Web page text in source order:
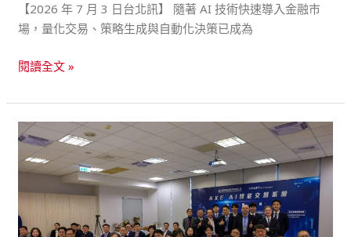
【2026 年 7 月 3 日台北訊】 隨著 AI 技術快速導入金融市
場，量化交易、策略生成與自動化決策已成為
表
會，
慧
融
AI
策
略
器
閱讀全文 »
跨
國
合
作
進